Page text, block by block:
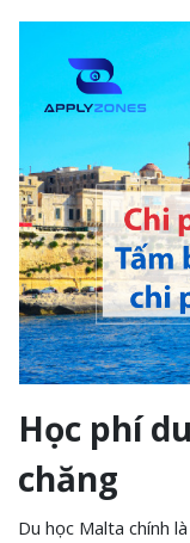
Học phí
chăng
Du học Malta chính